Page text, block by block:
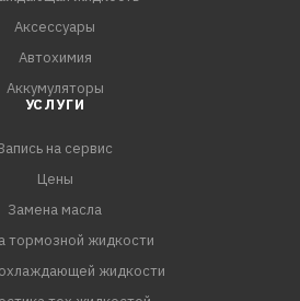
Аксессуары
Автохимия
Аккумуляторы
УСЛУГИ
на сервис
Цены
Замена масла
тормозной жидкости
жидкости